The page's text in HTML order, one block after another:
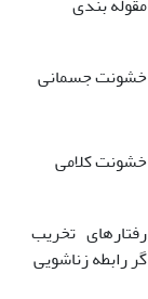
خشونت جسمانی
خشونت کلامی
رفتارهای تخریب
گر رابطه زناشویی